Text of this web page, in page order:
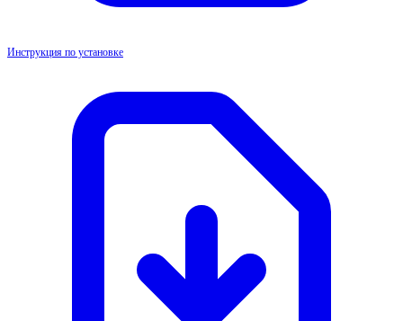
Инструкция по установке